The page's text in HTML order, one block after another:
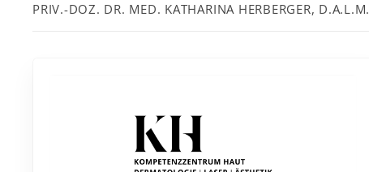
PRIV.-DOZ. DR. MED. KATHARINA HERBERGER, D.A.L.M.